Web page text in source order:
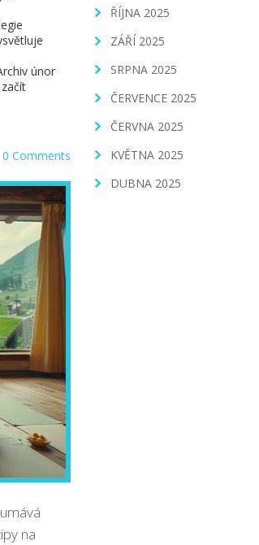
únor
0 Comments
na
ŘÍJNA 2025
ZÁŘÍ 2025
SRPNA 2025
ČERVENCE 2025
ČERVNA 2025
KVĚTNA 2025
DUBNA 2025